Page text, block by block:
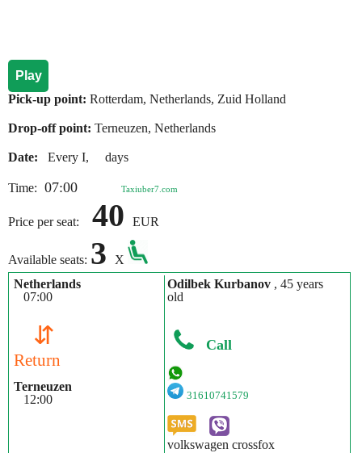
Play
Pick-up point: Rotterdam, Netherlands, Zuid Holland
Drop-off point: Terneuzen, Netherlands
Date: Every I, days
Time: 07:00 Taxiuber7.com
Price per seat: 40 EUR
Available seats: 3
X
Netherlands
07:00
⇵
Return
Terneuzen
12:00
Odilbek Kurbanov , 45 years
old
Call
31610741579
volkswagen crossfox